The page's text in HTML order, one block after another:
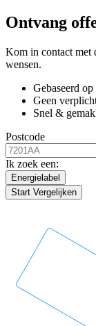
Ontvang
Kom in contact met
wensen.
Gebaseerd op
Geen
Snel &
Postcode
Ik zoek een:
Energielabel
Start Vergelijken